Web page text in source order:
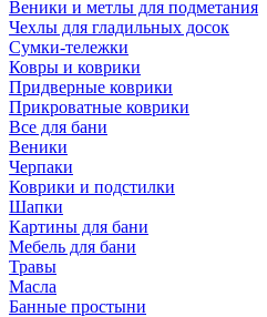
Веники и метлы для подметания
Чехлы для гладильных досок
Сумки-тележки
Ковры и коврики
Придверные коврики
Прикроватные коврики
Все для бани
Веники
Черпаки
Коврики и подстилки
Шапки
Картины для бани
Мебель для бани
Травы
Масла
Банные простыни